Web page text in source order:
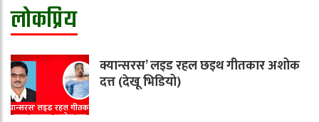
लोकप्रिय
क्यान्सरस’ लइड रहल छइथ गीतकार अशोक
दत्त (देखू भिडियो)